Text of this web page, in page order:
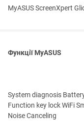
MyASUS ScreenXpert
Функції MyASUS
System diagnosis
Function key lock WiFi
Noise Canceling